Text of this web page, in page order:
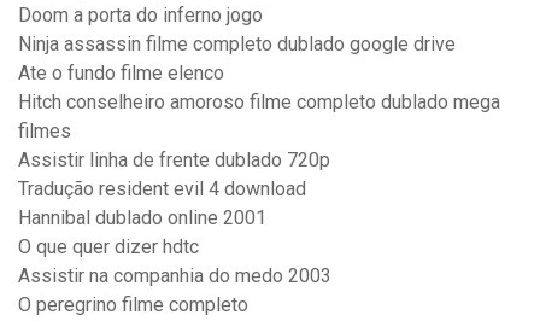
Doom a porta do inferno jogo
Ninja assassin filme completo dublado google drive
Ate o fundo filme elenco
Hitch conselheiro amoroso filme completo dublado mega
filmes
Assistir linha de frente dublado 720p
Tradução resident evil 4 download
Hannibal dublado online 2001
O que quer dizer hdtc
Assistir na companhia do medo 2003
O peregrino filme completo